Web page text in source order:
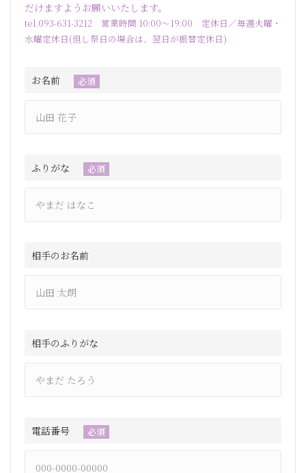
だけますようお願いいたします。
tel.093-631-3212 営業時間 10:00～19:00 定休日／毎週火曜・
水曜定休日(但し祭日の場合は、翌日が振替定休日)
お名前 必須
ふりがな 必須
相手のお名前
相手のふりがな
電話番号 必須